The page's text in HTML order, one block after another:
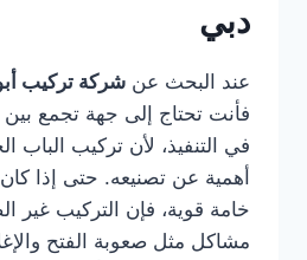
دبي
عند البحث عن شركة تركيب
فأنت تحتاج إلى جهة تجمع بين
في التنفيذ، لأن تركيب الباب
أهمية عن تصنيعه. حتى إذا
خامة قوية، فإن التركيب غير
مشاكل مثل صعوبة الفتح